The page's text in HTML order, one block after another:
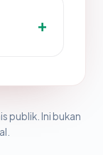
publik. Ini bukan